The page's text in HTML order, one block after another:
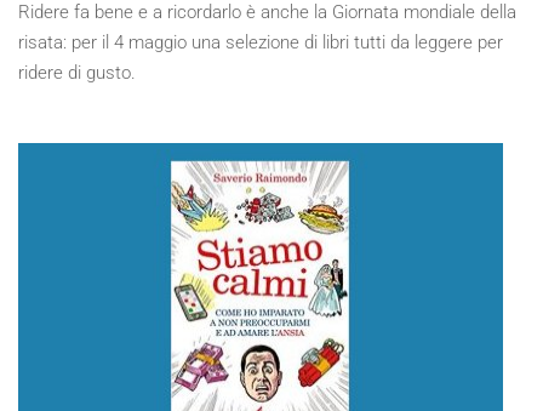
Ridere fa bene e a ricordarlo è anche la Giornata mondiale della
risata: per il 4 maggio una selezione di libri tutti da leggere per
ridere di gusto.